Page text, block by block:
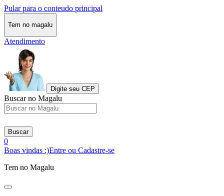
Pular para o conteudo principal
Tem no magalu
Atendimento
Digite seu CEP
Buscar no Magalu
Buscar
0
Boas vindas :)Entre ou Cadastre-se
Tem no Magalu